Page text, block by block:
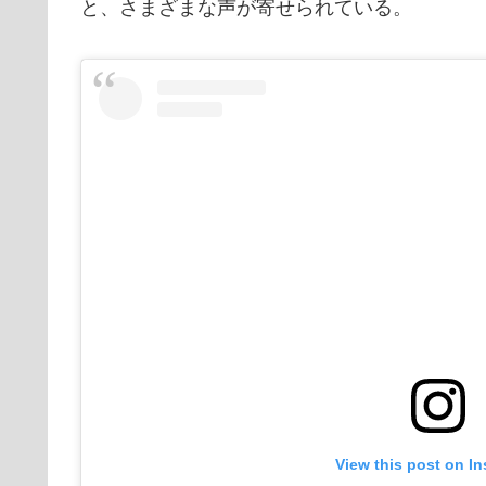
と、さまざまな声が寄せられている。
View this post on